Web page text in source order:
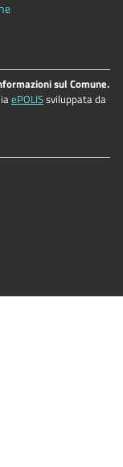
sul Comune.
ePOLISsviluppata da